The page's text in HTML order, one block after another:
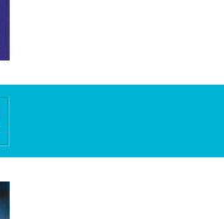
объединяет таланты в